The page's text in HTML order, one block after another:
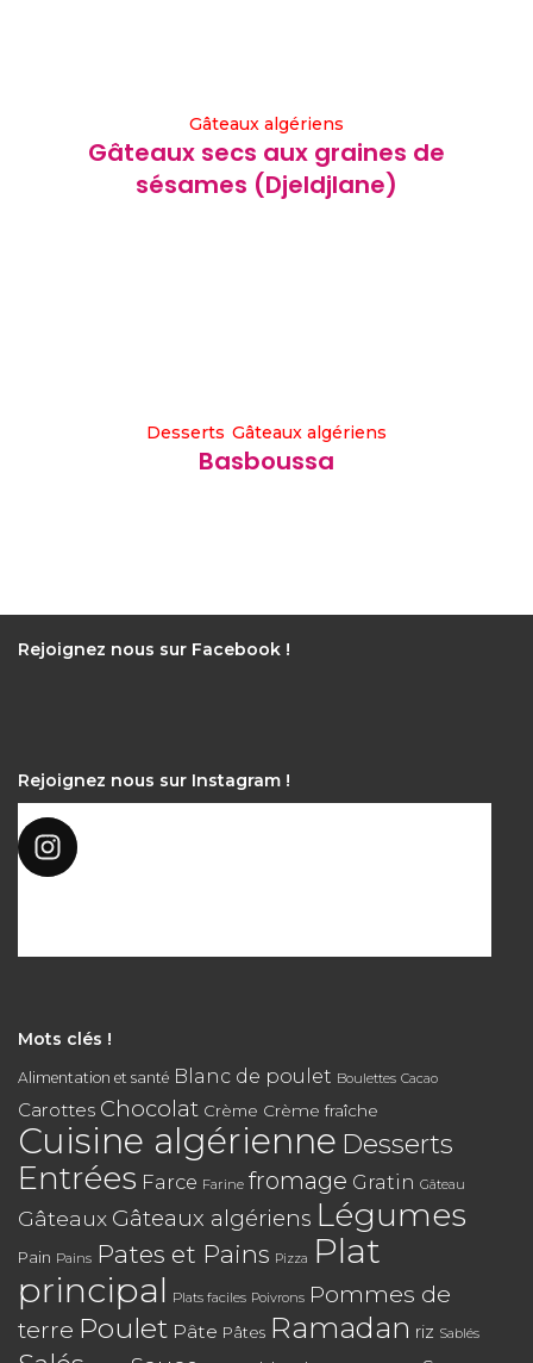
Gâteaux algériens
Gâteaux secs aux graines de
sésames (Djeldjlane)
Desserts Gâteaux algériens
Basboussa
Rejoignez nous sur Facebook !
Rejoignez nous sur Instagram !
Mots clés !
Alimentation et santé Blanc de poulet Boulettes Cacao
Carottes Chocolat Crème Crème fraîche
Cuisine algérienne Desserts
Entrées Farce Farine fromage Gratin Gâteau
Gâteaux Gâteaux algériens Légumes
Pain Pains Pates et Pains Pizza
Plat
principal Plats faciles Poivrons Pommes de
terre Poulet Pâte Pâtes Ramadan riz Sablés